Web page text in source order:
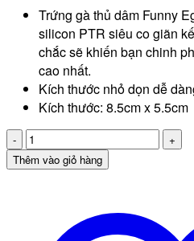
Trứng gà thủ dâm Funny
silicon PTR siêu co giãn
chắc sẽ khiến bạn chinh
cao nhất.
Kích thước nhỏ dọn dễ
Kích thước: 8.5cm x 5.5cm
Trứng
gà
thủ
Thêm vào giỏ hàng